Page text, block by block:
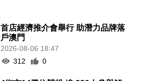
首店經濟推介會舉行 助潛力品牌落
戶澳門
2026-08-06 18:47
312
0